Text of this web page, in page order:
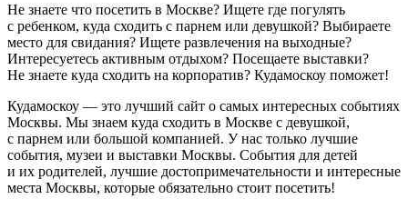
Не знаете что посетить в Москве? Ищете где погулять
с ребенком, куда сходить с парнем или девушкой? Выбираете
место для свидания? Ищете развлечения на выходные?
Интересуетесь активным отдыхом? Посещаете выставки?
Не знаете куда сходить на корпоратив? Кудамоскоу поможет!
Кудамоскоу — это лучший сайт о самых интересных событиях
Москвы. Мы знаем куда сходить в Москве с девушкой,
с парнем или большой компанией. У нас только лучшие
события, музеи и выставки Москвы. События для детей
и их родителей, лучшие достопримечательности и интересные
места Москвы, которые обязательно стоит посетить!